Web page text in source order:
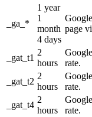
_ga_*
1 year
1
month
4 days
page
_gat_t1
2
hours
rate.
_gat_t2
2
hours
rate.
_gat_t4
2
hours
rate.